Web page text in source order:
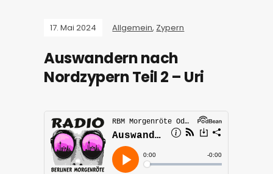
17. Mai 2024 Allgemein, Zypern
Auswandern nach
Nordzypern Teil 2 – Uri